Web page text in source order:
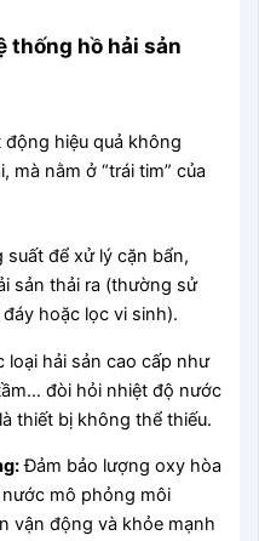
thống hồ hải sản
hiệu quả không
mà nằm ở “trái tim” của
suất để xử lý cặn bẩn,
sản thải ra (thường sử
hoặc lọc vi sinh).
loại hải sản cao cấp như
đòi hỏi nhiệt độ nước
thiết bị không thể thiếu.
Đảm bảo lượng oxy hòa
mô phỏng môi
vận động và khỏe mạnh